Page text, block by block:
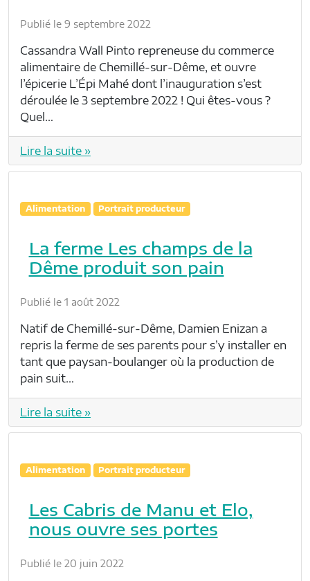
Publié le 9 septembre 2022
Cassandra Wall Pinto repreneuse du commerce
alimentaire de Chemillé-sur-Dême, et ouvre
l’épicerie L’Épi Mahé dont l’inauguration s’est
déroulée le 3 septembre 2022 ! Qui êtes-vous ?
Quel…
Lire la suite »
Alimentation Portrait producteur
La ferme Les champs de la
Dême produit son pain
Publié le 1 août 2022
Natif de Chemillé-sur-Dême, Damien Enizan a
repris la ferme de ses parents pour s’y installer en
tant que paysan-boulanger où la production de
pain suit…
Lire la suite »
Alimentation Portrait producteur
Les Cabris de Manu et Elo,
nous ouvre ses portes
Publié le 20 juin 2022